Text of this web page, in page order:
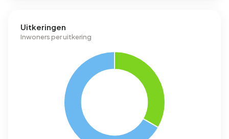
Uitkeringen
Inwoners per uitkering